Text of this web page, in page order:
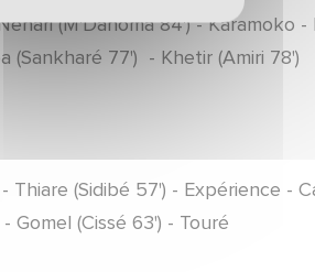
(M'Dahoma 84') - Karamoko -
(Sankharé 77') - Khetir (Amiri 78')
Thiare (Sidibé 57') - Expérience -
Gomel (Cissé 63') - Touré